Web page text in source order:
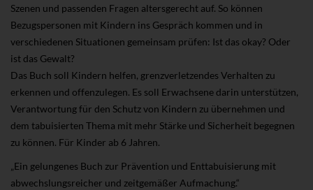
Szenen und passenden Fragen altersgerecht auf. So können
Bezugspersonen mit Kindern ins Gespräch kommen und in
verschiedenen Situationen gemeinsam prüfen: Ist das okay? Oder
ist das Gewalt?
Das Buch soll Kindern helfen, grenzverletzendes Verhalten zu
erkennen und offenzulegen. Es soll Erwachsene darin unterstützen,
Verantwortung für den Schutz von Kindern zu übernehmen und
dem tabuisierten Thema mit mehr Stärke und Sicherheit begegnen
zu können. Für Kinder ab 6 Jahren.
„Ein gelungenes Buch zur Prävention und Enttabuisierung mit
abwechslungsreicher und zeitgemäßer Aufmachung.“